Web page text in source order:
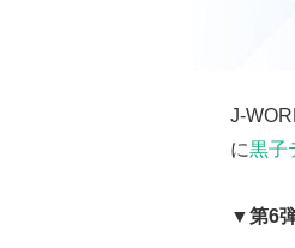
J-
に黒子
▼第6